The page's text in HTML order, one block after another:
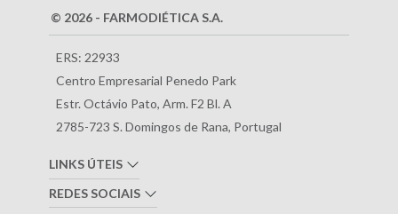
© 2026 - FARMODIÉTICA S.A.
ERS: 22933
Centro Empresarial Penedo Park
Estr. Octávio Pato, Arm. F2 Bl. A
2785-723 S. Domingos de Rana, Portugal
LINKS ÚTEIS
REDES SOCIAIS